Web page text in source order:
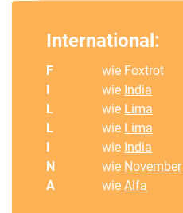
International:
F
wie Foxtrot
wie India
L
wie Lima
L
wie Lima
wie India
N
wie November
A
wieAlfa